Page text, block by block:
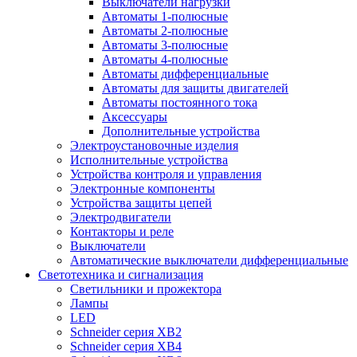
Автоматы 1-полюсные
Автоматы 2-полюсные
Автоматы 3-полюсные
Автоматы 4-полюсные
Автоматы дифференциальные
Автоматы для защиты двигателей
Автоматы постоянного тока
Аксессуары
Дополнительные устройства
Электроустановочные изделия
Исполнительные устройства
Устройства контроля и управления
Электронные компоненты
Устройства защиты цепей
Электродвигатели
Контакторы и реле
Выключатели
Автоматические выключатели дифференциальные
Светотехника и сигнализация
Светильники и прожектора
Лампы
LED
Schneider серия XB2
Schneider серия XB4